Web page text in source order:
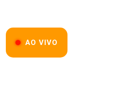
AO VIVO